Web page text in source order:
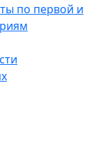
по первой и